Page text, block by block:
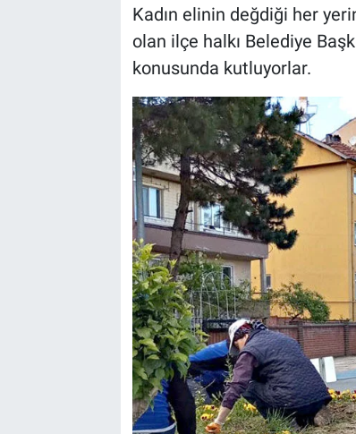
Kadın elinin değdiği her
olan ilçe halkı Belediye
konusunda kutluyorlar.